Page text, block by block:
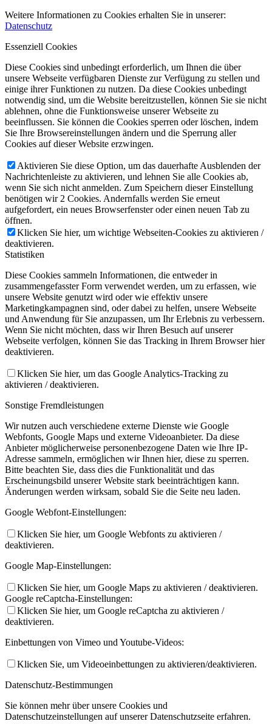
Weitere Informationen zu Cookies erhalten Sie in unserer:
Datenschutz
Essenziell Cookies
Diese Cookies sind unbedingt erforderlich, um Ihnen die über
unsere Webseite verfügbaren Dienste zur Verfügung zu stellen und
einige ihrer Funktionen zu nutzen. Da diese Cookies unbedingt
notwendig sind, um die Website bereitzustellen, können Sie sie nicht
ablehnen, ohne die Funktionsweise unserer Webseite zu
beeinflussen. Sie können die Cookies sperren oder löschen, indem
Sie Ihre Browsereinstellungen ändern und die Sperrung aller
Cookies auf dieser Website erzwingen.
Aktivieren Sie diese Option, um das dauerhafte Ausblenden der
Nachrichtenleiste zu aktivieren, und lehnen Sie alle Cookies ab,
wenn Sie sich nicht anmelden. Zum Speichern dieser Einstellung
benötigen wir 2 Cookies. Andernfalls werden Sie erneut
aufgefordert, ein neues Browserfenster oder einen neuen Tab zu
öffnen.
Klicken Sie hier, um wichtige Webseiten-Cookies zu aktivieren /
deaktivieren.
Statistiken
Diese Cookies sammeln Informationen, die entweder in
zusammengefasster Form verwendet werden, um zu erfassen, wie
unsere Website genutzt wird oder wie effektiv unsere
Marketingkampagnen sind, oder dabei zu helfen, unsere Webseite
und Anwendung für Sie anzupassen, um Ihr Erlebnis zu verbessern.
Wenn Sie nicht möchten, dass wir Ihren Besuch auf unserer
Webseite verfolgen, können Sie das Tracking in Ihrem Browser hier
deaktivieren.
Klicken Sie hier, um das Google Analytics-Tracking zu
aktivieren / deaktivieren.
Sonstige Fremdleistungen
Wir nutzen auch verschiedene externe Dienste wie Google
Webfonts, Google Maps und externe Videoanbieter. Da diese
Anbieter möglicherweise personenbezogene Daten wie Ihre IP-
Adresse sammeln, ermöglichen wir Ihnen hier, diese zu sperren.
Bitte beachten Sie, dass dies die Funktionalität und das
Erscheinungsbild unserer Website stark beeinträchtigen kann.
Änderungen werden wirksam, sobald Sie die Seite neu laden.
Google Webfont-Einstellungen:
Klicken Sie hier, um Google Webfonts zu aktivieren /
deaktivieren.
Google Map-Einstellungen:
Klicken Sie hier, um Google Maps zu aktivieren / deaktivieren.
Google reCaptcha-Einstellungen:
Klicken Sie hier, um Google reCaptcha zu aktivieren /
deaktivieren.
Einbettungen von Vimeo und Youtube-Videos:
Klicken Sie, um Videoeinbettungen zu aktivieren/deaktivieren.
Datenschutz-Bestimmungen
Sie können mehr über unsere Cookies und
Datenschutzeinstellungen auf unserer Datenschutzseite erfahren.